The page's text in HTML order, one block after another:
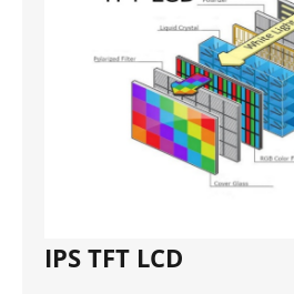
IPS TFT LCD